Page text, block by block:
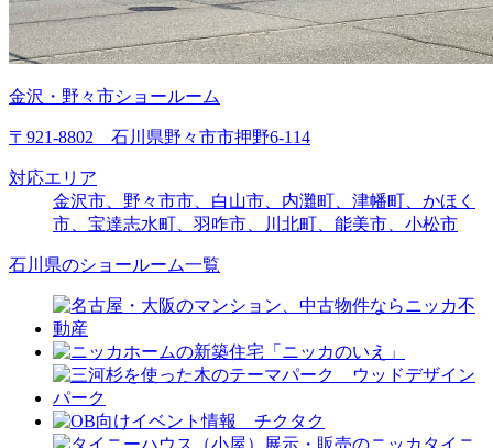
金沢・野々市ショールーム
〒921-8802 石川県野々市市押野6-114
対応エリア
金沢市、野々市市、白山市、内灘町、津幡町、かほく
市、宝達志水町、羽咋市、川北町、能美市、小松市
石川県のショールーム一覧